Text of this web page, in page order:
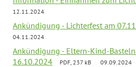
12.11.2024
Ankündigung - Lichterfest am
04.11.2024
Ankündigung - Eltern-Kind-
16.10.2024
PDF, 237 kB 09.09.2024